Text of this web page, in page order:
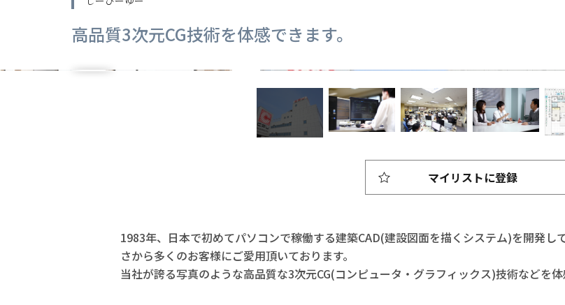
高品質3次元CG技術を体感できます。
1983年、日本で初めてパソコンで稼働する建築CAD(建設図面を描くシステム)を開発
さから多くのお客様にご愛用頂いております。
当社が誇る写真のような高品質な3次元CG(コンピュータ・グラフィックス)技術などを体
マイリストに登録